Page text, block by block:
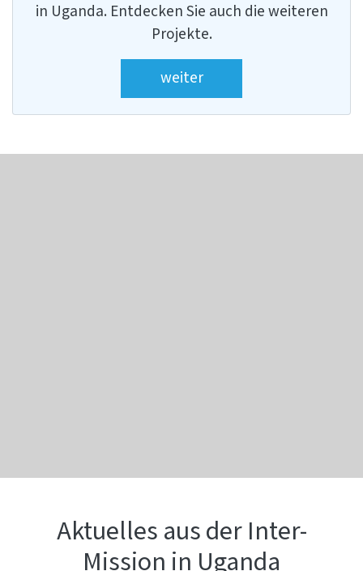
in Uganda. Entdecken Sie auch die weiteren
Projekte.
weiter
Aktuelles aus der Inter-
Mission in Uganda